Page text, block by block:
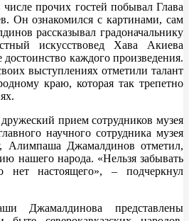
прочих гостей побывал Глава
Он ознакомился с картинами, сам
рассказывал градоначальнику
искусствовед Хава Акиева
достоинство каждого произведения.
выступлениях отметили талант
краю, которая так трепетно
прием сотрудников музея
научного сотрудника музея
Алимпаша Джамалдинов отметил,
нашего народа. «Нельзя забывать
нет настоящего», – подчеркнул
Джамалдинова представлены